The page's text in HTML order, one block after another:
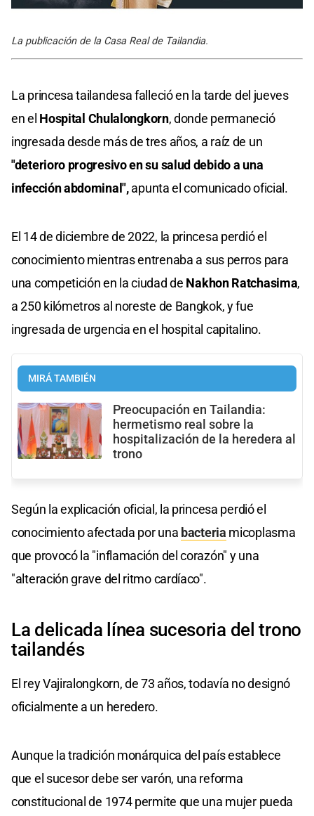
La publicación de la Casa Real de Tailandia.
La princesa tailandesa falleció en la tarde del jueves
en el Hospital Chulalongkorn, donde permaneció
ingresada desde más de tres años, a raíz de un
"deterioro progresivo en su salud debido a una
infección abdominal",apunta el comunicado oficial.
El 14 de diciembre de 2022, la princesa perdió el
conocimiento mientras entrenaba a sus perros para
una competición en la ciudad de Nakhon Ratchasima,
a 250 kilómetros al noreste de Bangkok, y fue
ingresada de urgencia en el hospital capitalino.
MIRÁ TAMBIÉN
Preocupación en Tailandia:
hermetismo real sobre la
hospitalización de la heredera al
trono
Según la explicación oficial, la princesa perdió el
conocimiento afectada por una bacteria micoplasma
que provocó la "inflamación del corazón" y una
"alteración grave del ritmo cardíaco".
La delicada línea sucesoria del trono
tailandés
El rey Vajiralongkorn, de 73 años, todavía no designó
oficialmente a un heredero.
Aunque la tradición monárquica del país establece
que el sucesor debe ser varón, una reforma
constitucional de 1974 permite que una mujer pueda